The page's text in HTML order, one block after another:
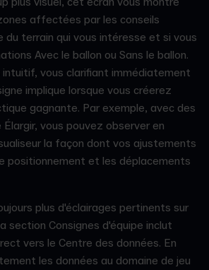
affectées par les conseils
du terrain qui vous intéresse et si vous
Avec le ballon ou Sans le ballon.
intuitif, vous clarifiant immédiatement
implique lorsque vous créerez
gagnante. Par exemple, avec des
vous pouvez observer en
la façon dont vos ajustements
positionnement et les déplacements
plus d'éclairages pertinents sur
section Consignes d'équipe inclut
vers le Centre des données. En
les données au domaine de jeu